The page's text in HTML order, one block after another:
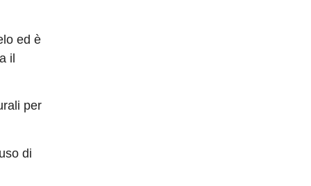
ed è
il
per
di